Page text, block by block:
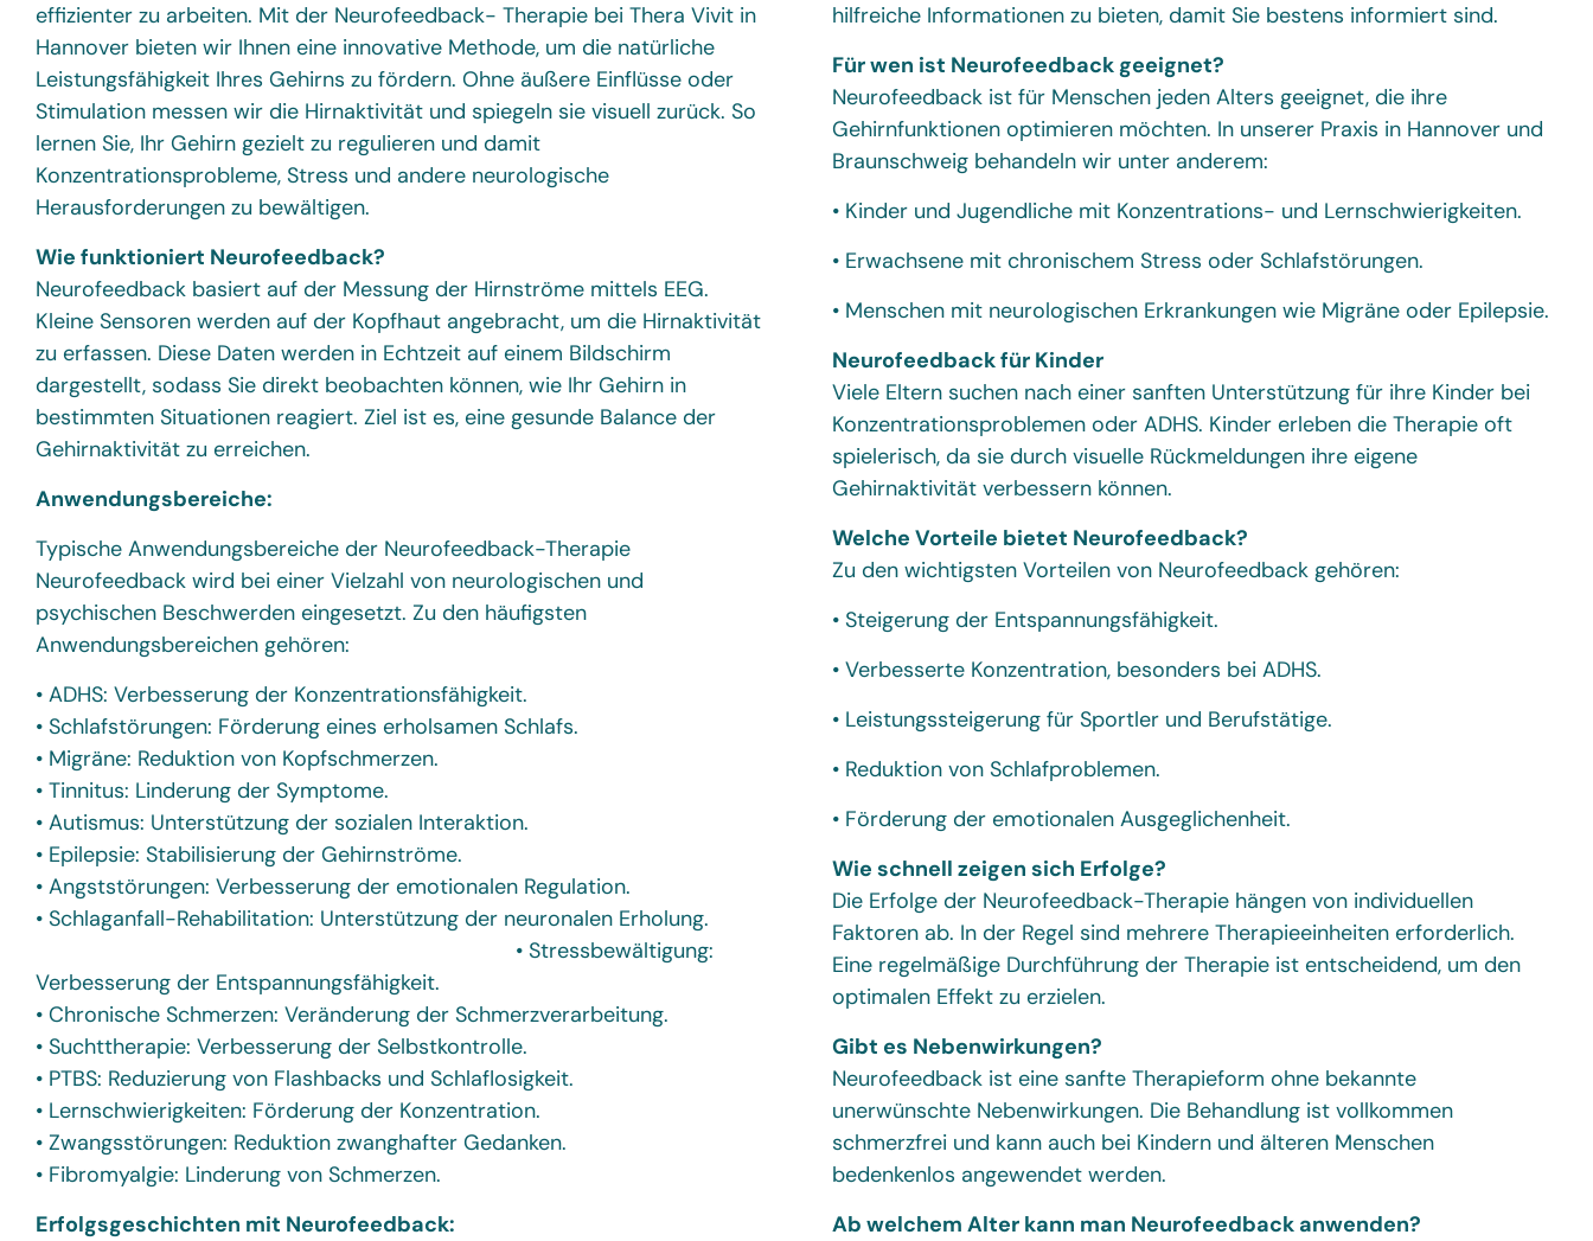
effizienter zu arbeiten. Mit der Neurofeedback- Therapie bei Thera Vivit in
Hannover bieten wir Ihnen eine innovative Methode, um die natürliche
Leistungsfähigkeit Ihres Gehirns zu fördern. Ohne äußere Einflüsse oder
Stimulation messen wir die Hirnaktivität und spiegeln sie visuell zurück. So
lernen Sie, Ihr Gehirn gezielt zu regulieren und damit
Konzentrationsprobleme, Stress und andere neurologische
Herausforderungen zu bewältigen.
Wie funktioniert Neurofeedback?
Neurofeedback basiert auf der Messung der Hirnströme mittels EEG.
Kleine Sensoren werden auf der Kopfhaut angebracht, um die Hirnaktivität
zu erfassen. Diese Daten werden in Echtzeit auf einem Bildschirm
dargestellt, sodass Sie direkt beobachten können, wie Ihr Gehirn in
bestimmten Situationen reagiert. Ziel ist es, eine gesunde Balance der
Gehirnaktivität zu erreichen.
Anwendungsbereiche:
Typische Anwendungsbereiche der Neurofeedback-Therapie
Neurofeedback wird bei einer Vielzahl von neurologischen und
psychischen Beschwerden eingesetzt. Zu den häufigsten
Anwendungsbereichen gehören:
• ADHS: Verbesserung der Konzentrationsfähigkeit.
• Schlafstörungen: Förderung eines erholsamen Schlafs.
• Migräne: Reduktion von Kopfschmerzen.
• Tinnitus: Linderung der Symptome.
• Autismus: Unterstützung der sozialen Interaktion.
• Epilepsie: Stabilisierung der Gehirnströme.
• Angststörungen: Verbesserung der emotionalen Regulation.
• Schlaganfall-Rehabilitation: Unterstützung der neuronalen Erholung.
• Stressbewältigung:
Verbesserung der Entspannungsfähigkeit.
• Chronische Schmerzen: Veränderung der Schmerzverarbeitung.
• Suchttherapie: Verbesserung der Selbstkontrolle.
• PTBS: Reduzierung von Flashbacks und Schlaflosigkeit.
• Lernschwierigkeiten: Förderung der Konzentration.
• Zwangsstörungen: Reduktion zwanghafter Gedanken.
• Fibromyalgie: Linderung von Schmerzen.
Erfolgsgeschichten mit Neurofeedback:
hilfreiche Informationen zu bieten, damit Sie bestens informiert sind.
Für wen ist Neurofeedback geeignet?
Neurofeedback ist für Menschen jeden Alters geeignet, die ihre
Gehirnfunktionen optimieren möchten. In unserer Praxis in Hannover und
Braunschweig behandeln wir unter anderem:
• Kinder und Jugendliche mit Konzentrations- und Lernschwierigkeiten.
• Erwachsene mit chronischem Stress oder Schlafstörungen.
• Menschen mit neurologischen Erkrankungen wie Migräne oder Epilepsie.
Neurofeedback für Kinder
Viele Eltern suchen nach einer sanften Unterstützung für ihre Kinder bei
Konzentrationsproblemen oder ADHS. Kinder erleben die Therapie oft
spielerisch, da sie durch visuelle Rückmeldungen ihre eigene
Gehirnaktivität verbessern können.
Welche Vorteile bietet Neurofeedback?
Zu den wichtigsten Vorteilen von Neurofeedback gehören:
• Steigerung der Entspannungsfähigkeit.
• Verbesserte Konzentration, besonders bei ADHS.
• Leistungssteigerung für Sportler und Berufstätige.
• Reduktion von Schlafproblemen.
• Förderung der emotionalen Ausgeglichenheit.
Wie schnell zeigen sich Erfolge?
Die Erfolge der Neurofeedback-Therapie hängen von individuellen
Faktoren ab. In der Regel sind mehrere Therapieeinheiten erforderlich.
Eine regelmäßige Durchführung der Therapie ist entscheidend, um den
optimalen Effekt zu erzielen.
Gibt es Nebenwirkungen?
Neurofeedback ist eine sanfte Therapieform ohne bekannte
unerwünschte Nebenwirkungen. Die Behandlung ist vollkommen
schmerzfrei und kann auch bei Kindern und älteren Menschen
bedenkenlos angewendet werden.
Ab welchem Alter kann man Neurofeedback anwenden?